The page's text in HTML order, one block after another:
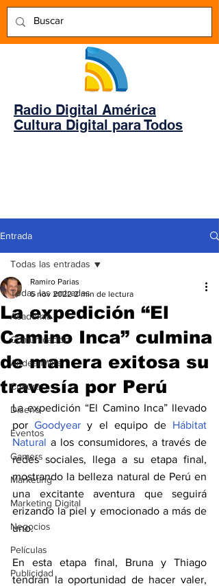
Radio Digital América
Cultura Digital para Todos
Entrada
Todas las entradas
Academia
Comunicación
AndeanWire
Cultura
Diseño
Eventos
Gamers
Marketing
Marketing Digital
Negocios
Películas
Publicidad
Todas las entradas
La expedición “El
Camino Inca” culmina
de manera exitosa su
travesía por Perú
Ramiro Parias
6 nov 2022 2 min de lectura
La expedición “El Camino Inca” llevado
por Goodyear y el equipo de Hábitat
Natural a los consumidores, a través de
redes sociales, llega a su etapa final,
mostrando la belleza natural de Perú en
una excitante aventura que seguirá
erizando la piel y emocionado a más de
uno.
En esta etapa final, Bruna y Thiago
tendrán la oportunidad de hacer valer,